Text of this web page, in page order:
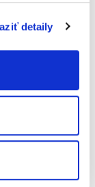
detaily